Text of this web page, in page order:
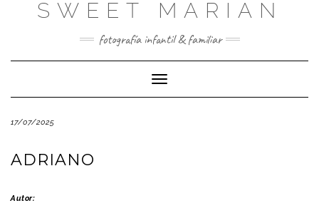
SWEET MARIAN
fotografía infantil & familiar
Cambiar
modo
17/07/2025
ADRIANO
Autor: